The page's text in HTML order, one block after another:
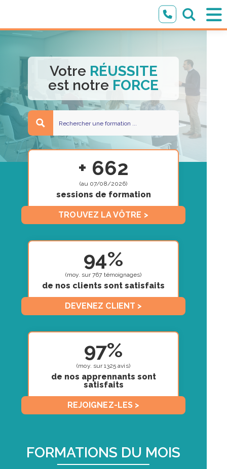
Votre RÉUSSITE
est notre FORCE
+ 662
(au 07/08/2026)
sessions de formation
TROUVEZ LA VÔTRE >
94%
(moy. sur 767 témoignages)
de nos clients sont satisfaits
DEVENEZ CLIENT >
97%
(moy. sur 1325 avis)
de nos apprennants sont
satisfaits
REJOIGNEZ-LES >
FORMATIONS DU MOIS